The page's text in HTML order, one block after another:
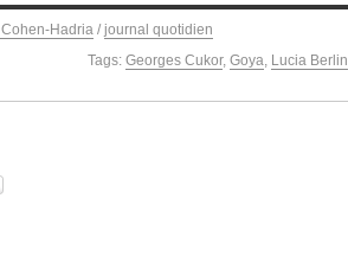
Hadria / journal quotidien
Tags: Georges Cukor, Goya, Lucia Berlin